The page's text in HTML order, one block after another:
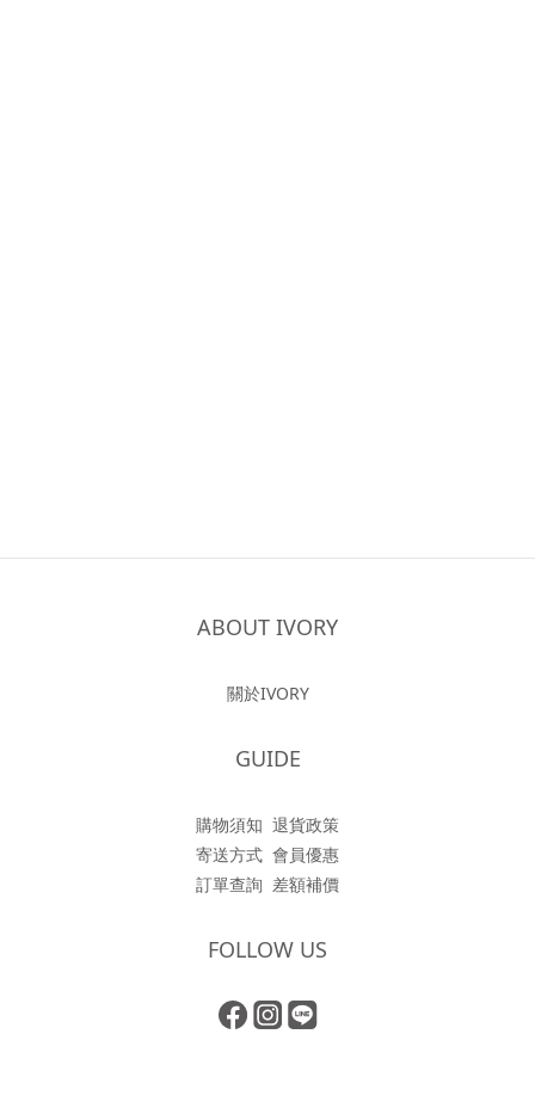
ABOUT IVORY
關於IVORY
GUIDE
購物須知 退貨政策
寄送方式 會員優惠
訂單查詢 差額補價
FOLLOW US